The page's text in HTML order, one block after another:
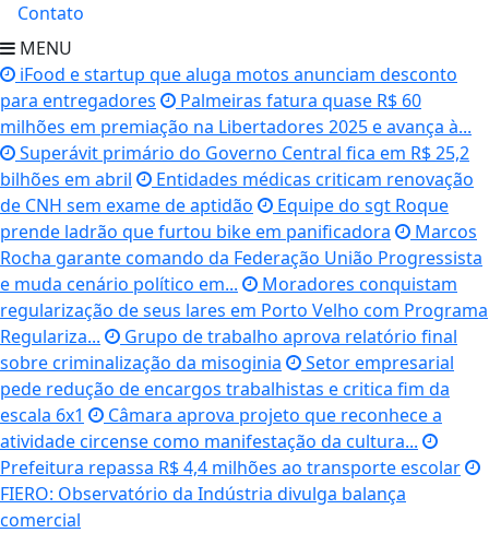
Contato
MENU
iFood e startup que aluga motos anunciam desconto
para entregadores
Palmeiras fatura quase R$ 60
milhões em premiação na Libertadores 2025 e avança à...
Superávit primário do Governo Central fica em R$ 25,2
bilhões em abril
Entidades médicas criticam renovação
de CNH sem exame de aptidão
Equipe do sgt Roque
prende ladrão que furtou bike em panificadora
Marcos
Rocha garante comando da Federação União Progressista
e muda cenário político em...
Moradores conquistam
regularização de seus lares em Porto Velho com Programa
Regulariza...
Grupo de trabalho aprova relatório final
sobre criminalização da misoginia
Setor empresarial
pede redução de encargos trabalhistas e critica fim da
escala 6x1
Câmara aprova projeto que reconhece a
atividade circense como manifestação da cultura...
Prefeitura repassa R$ 4,4 milhões ao transporte escolar
FIERO: Observatório da Indústria divulga balança
comercial